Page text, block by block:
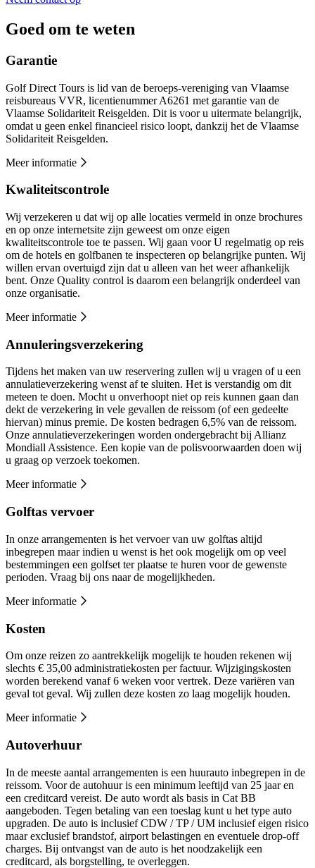
Goed om te weten
Garantie
Golf Direct Tours is lid van de beroeps-vereniging van Vlaamse
reisbureaus VVR, licentienummer A6261 met garantie van de
Vlaamse Solidariteit Reisgelden. Dit is voor u uitermate belangrijk,
omdat u geen enkel financieel risico loopt, dankzij het de Vlaamse
Solidariteit Reisgelden.
Meer informatie
Kwaliteitscontrole
Wij verzekeren u dat wij op alle locaties vermeld in onze brochures
en op onze internetsite zijn geweest om onze eigen
kwaliteitscontrole toe te passen. Wij gaan voor U regelmatig op reis
om de hotels en golfbanen te inspecteren op belangrijke punten. Wij
willen ervan overtuigd zijn dat u alleen van het weer afhankelijk
bent. Onze Quality control is daarom een belangrijk onderdeel van
onze organisatie.
Meer informatie
Annuleringsverzekering
Tijdens het maken van uw reservering zullen wij u vragen of u een
annulatieverzekering wenst af te sluiten. Het is verstandig om dit
meteen te doen. Mocht u onverhoopt niet op reis kunnen gaan dan
dekt de verzekering in vele gevallen de reissom (of een gedeelte
hiervan) minus premie. De kosten bedragen 6,5% van de reissom.
Onze annulatieverzekeringen worden ondergebracht bij Allianz
Mondiall Assistence. Een kopie van de polisvoorwaarden doen wij
u graag op verzoek toekomen.
Meer informatie
Golftas vervoer
In onze arrangementen is het vervoer van uw golftas altijd
inbegrepen maar indien u wenst is het ook mogelijk om op veel
bestemmingen een golfset ter plaatse te huren voor de gewenste
perioden. Vraag bij ons naar de mogelijkheden.
Meer informatie
Kosten
Om onze reizen zo aantrekkelijk mogelijk te houden rekenen wij
slechts € 35,00 administratiekosten per factuur. Wijzigingskosten
worden berekend vanaf 6 weken voor vertrek. Deze variëren van
geval tot geval. Wij zullen deze kosten zo laag mogelijk houden.
Meer informatie
Autoverhuur
In de meeste aantal arrangementen is een huurauto inbegrepen in de
reissom. Voor de autohuur is een minimum leeftijd van 25 jaar en
een creditcard vereist. De auto wordt als basis in Cat BB
aangeboden. Tegen betaling van een toeslag kunt u het type auto
upgraden. De auto is inclusief CDW / TP / UM inclusief eigen risico
maar exclusief brandstof, airport belastingen en eventuele drop-off
charges. Bij ontvangst van de auto is het noodzakelijk een
creditcard, als borgstelling, te overleggen.